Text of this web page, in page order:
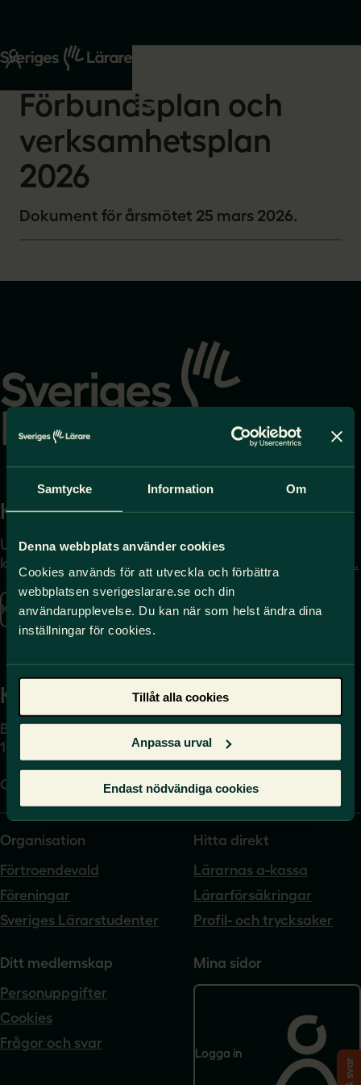
Samtycke Information Om
Denna webbplats använder cookies
Cookies används för att utveckla och förbättra
webbplatsen sverigeslarare.se och din
användarupplevelse. Du kan när som helst ändra dina
inställningar för cookies.
Tillåt alla cookies
Anpassa urval
Endast nödvändiga cookies
Start
Om oss
2026-02-16
Förbundsplan och
verksamhetsplan
2026
Dokument för årsmötet 25 mars 2026.
startsidan
Kontakta
Uppgifter om hur du
kontaktar oss finns här.
Kontakta oss
Press
Journalist – du når oss
på
press@sverigeslarare.
Kansli
Box 17061
104 62 Stockholm
Org.nr. 802540-5542
Organisation
Förtroendevald
Föreningar
Sveriges Lärarstudenter
Hitta direkt
Lärarnas a-kassa
Lärarförsäkringar
Profil- och trycksaker
Ditt medlemskap
Personuppgifter
Cookies
Frågor och svar
Mina sidor
Logga in